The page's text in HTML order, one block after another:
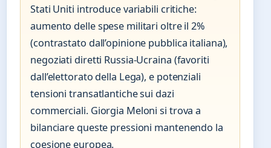
Stati Uniti introduce variabili critiche:
aumento delle spese militari oltre il 2%
(contrastato dall’opinione pubblica italiana),
negoziati diretti Russia-Ucraina (favoriti
dall’elettorato della Lega), e potenziali
tensioni transatlantiche sui dazi
commerciali. Giorgia Meloni si trova a
bilanciare queste pressioni mantenendo la
coesione europea.